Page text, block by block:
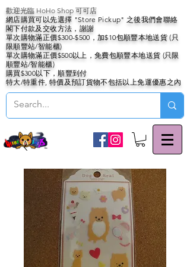
歡迎光臨 HoHo Shop 可可店
網店購買可以先選擇 "Store Pickup" 之後我們會聯絡
閣下付款及交收方法，謝謝
單次購物滿正價$300-$500，加$10包順豐本地送貨 (只
限順豐站/智能櫃)
單次購物滿正價$500以上，免費包順豐本地送貨 (只限
順豐站/智能櫃)
購買$300以下，順豐到付
特大/特重件, 特價及預訂貨物不包括以上免運優惠之內